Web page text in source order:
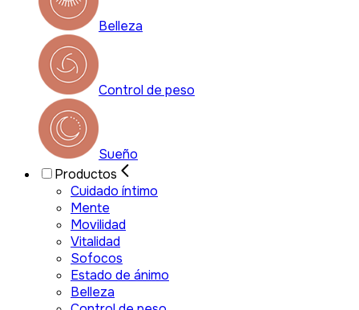
Belleza
Control de peso
Sueño
Productos
Cuidado íntimo
Mente
Movilidad
Vitalidad
Sofocos
Estado de ánimo
Belleza